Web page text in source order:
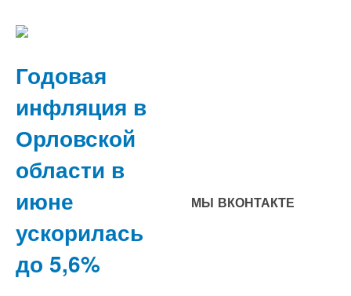
Годовая
инфляция в
Орловской
области в
июне
ускорилась
до 5,6%
МЫ ВКОНТАКТЕ